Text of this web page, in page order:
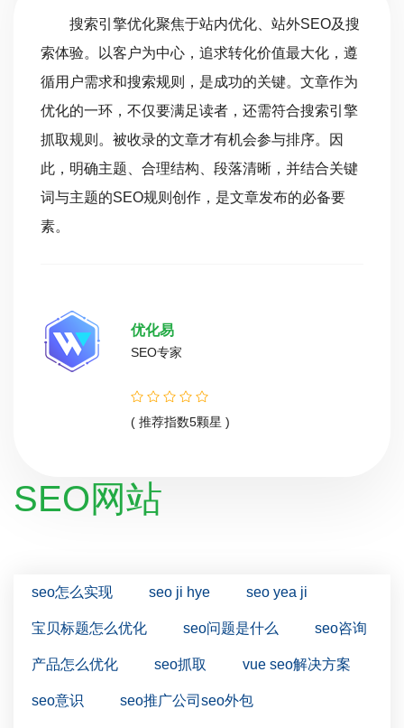
搜索引擎优化聚焦于站内优化、站外SEO及搜
索体验。以客户为中心，追求转化价值最大化，遵
循用户需求和搜索规则，是成功的关键。文章作为
优化的一环，不仅要满足读者，还需符合搜索引擎
抓取规则。被收录的文章才有机会参与排序。因
此，明确主题、合理结构、段落清晰，并结合关键
词与主题的SEO规则创作，是文章发布的必备要
素。
优化易
SEO专家
( 推荐指数5颗星 )
SEO网站
seo怎么实现 seo ji hye seo yea ji
宝贝标题怎么优化 seo问题是什么 seo咨询
产品怎么优化 seo抓取 vue seo解决方案
seo意识 seo推广公司seo外包